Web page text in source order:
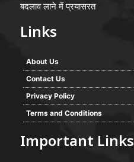
बदलाव लाने में प्रयासरत
Links
About Us
Contact Us
Privacy Policy
Terms and Conditions
Important Links